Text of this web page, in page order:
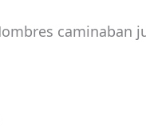
caminaban